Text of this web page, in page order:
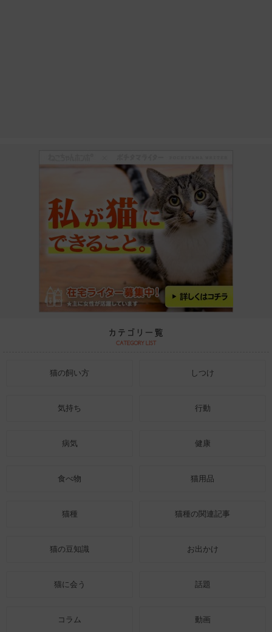
猫の飼い方 しつけ
気持ち 行動
病気 健康
食べ物 猫用品
猫種 猫種の関連記事
猫の豆知識 お出かけ
猫に会う 話題
コラム 動画